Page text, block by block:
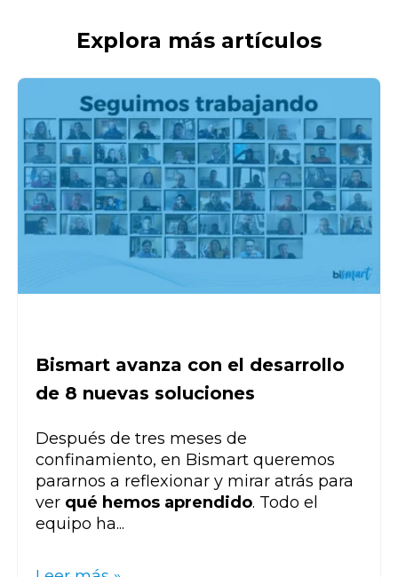
Explora más artículos
Bismart avanza con el desarrollo
de 8 nuevas soluciones
Después de tres meses de
confinamiento, en Bismart queremos
pararnos a reflexionar y mirar atrás para
ver qué hemos aprendido. Todo el
equipo ha...